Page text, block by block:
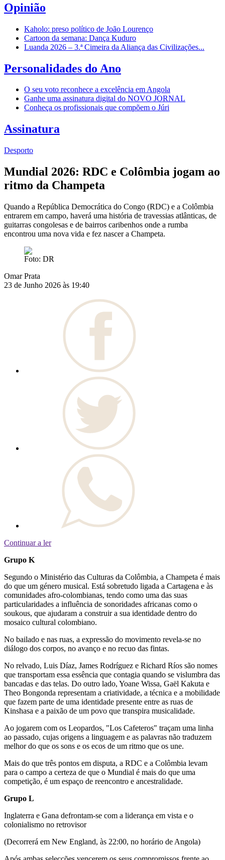
Opinião
Kaholo: preso político de João Lourenço
Cartoon da semana: Dança Kuduro
Luanda 2026 – 3.ª Cimeira da Aliança das Civilizações...
Personalidades do Ano
O seu voto reconhece a excelência em Angola
Ganhe uma assinatura digital do NOVO JORNAL
Conheça os profissionais que compõem o Júri
Assinatura
Desporto
Mundial 2026: RDC e Colômbia jogam ao
ritmo da Champeta
Quando a República Democrática do Congo (RDC) e a Colômbia
entrarem em campo, haverá uma história de travessias atlânticas, de
guitarras congolesas e de bairros caribenhos onde a rumba
encontrou uma nova vida e fez nascer a Champeta.
Foto: DR
Omar Prata
23 de Junho 2026 às 19:40
Continuar a ler
Grupo K
Segundo o Ministério das Culturas da Colômbia, a Champeta é mais
do que um género musical. Está sobretudo ligada a Cartagena e às
comunidades afro-colombianas, tendo como uma das suas
particularidades a influência de sonoridades africanas como o
soukous, que ajudaram a construir a sua identidade dentro do
mosaico cultural colombiano.
No bailado e nas ruas, a expressão do movimento revela-se no
diálogo dos corpos, no avanço e no recuo das fintas.
No relvado, Luis Díaz, James Rodríguez e Richard Ríos são nomes
que transportam essa essência que contagia quando se vislumbra das
bancadas e das telas. Do outro lado, Yoane Wissa, Gaël Kakuta e
Theo Bongonda representam a criatividade, a técnica e a mobilidade
que fazem parte de uma identidade presente entre as ruas de
Kinshasa e a paixão de um povo que transpira musicalidade.
Ao jogarem com os Leopardos, "Los Cafeteros" traçam uma linha
ao passado, cujas origens a linguagem e as palavras não traduzem
melhor do que os sons e os ecos de um ritmo que os une.
Mais do que três pontos em disputa, a RDC e a Colômbia levam
para o campo a certeza de que o Mundial é mais do que uma
competição, é um espaço de reencontro e ancestralidade.
Grupo L
Inglaterra e Gana defrontam-se com a liderança em vista e o
colonialismo no retrovisor
(Decorrerá em New England, às 22:00, no horário de Angola)